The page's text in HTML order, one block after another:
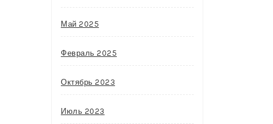
Май 2025
Февраль 2025
Октябрь 2023
Июль 2023